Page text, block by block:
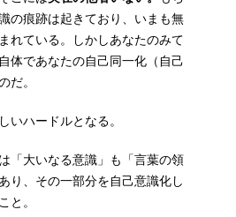
の痕跡は起きており、いまも無
れている。しかしあなたのみて
体であなたの自己同一化（自己
だ。
いハードルとなる。
「大いなる意識」も「言葉の領
り、その一部分を自己意識化し
と。